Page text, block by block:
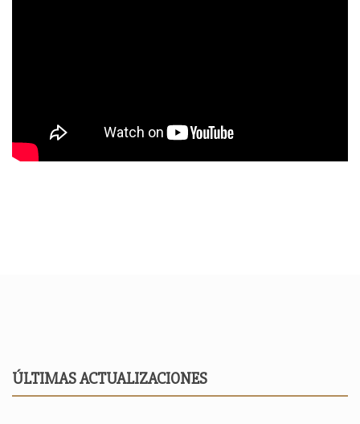
ÚLTIMAS ACTUALIZACIONES